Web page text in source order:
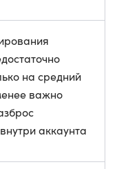
на средний
важно
аккаунта